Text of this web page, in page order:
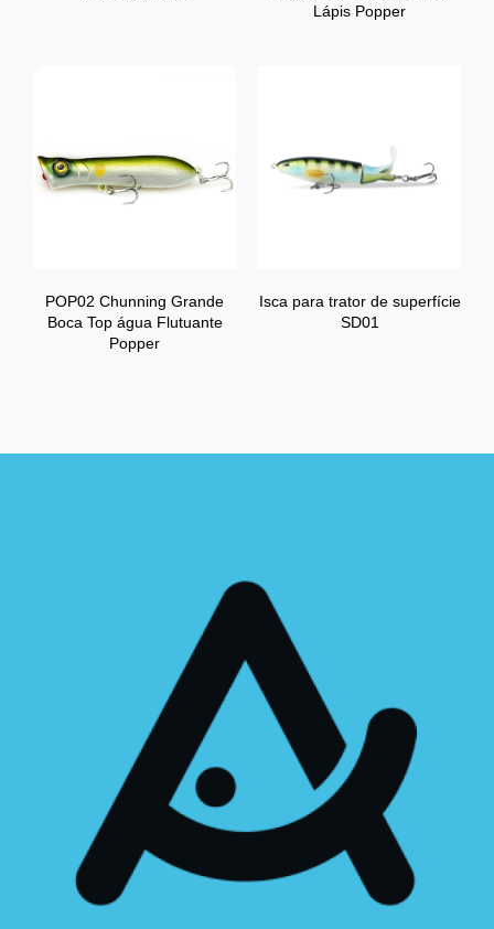
Lápis Popper
POP02 Chunning Grande
Boca Top água Flutuante
Popper
Isca para trator de superfície
SD01